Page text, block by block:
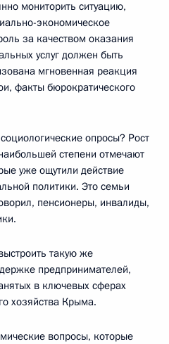
мониторить ситуацию,
экономическое
за качеством оказания
услуг должен быть
мгновенная реакция
факты бюрократического
опросы? Рост
степени отмечают
уже ощутили действие
политики. Это семьи
пенсионеры, инвалиды,
такую же
предпринимателей,
в ключевых сферах
хозяйства Крыма.
вопросы, которые